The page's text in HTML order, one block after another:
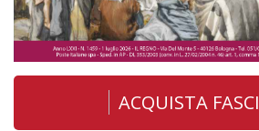
ACQUISTA